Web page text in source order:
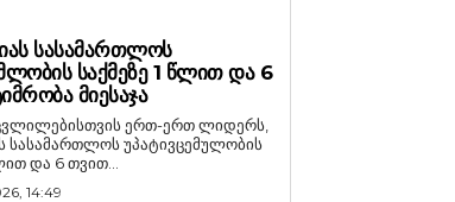
ᲡᲐᲡᲐᲛᲐᲠᲗᲚᲝᲡ
ᲡᲐᲥᲛᲔᲖᲔ 1 ᲬᲚᲘᲗ ᲓᲐ 6
ᲛᲘᲔᲡᲐᲯᲐ
ერთ-ერთ ლიდერს,
სასამართლოს უპატივცემულობის
და 6 თვით...
14:49